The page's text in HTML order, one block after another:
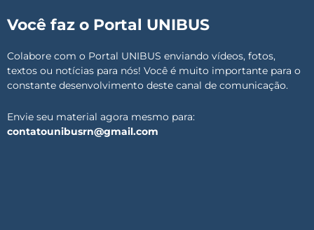
Você faz o Portal UNIBUS
Colabore com o Portal UNIBUS enviando vídeos, fotos,
textos ou notícias para nós! Você é muito importante para o
constante desenvolvimento deste canal de comunicação.
Envie seu material agora mesmo para:
contatounibusrn@gmail.com